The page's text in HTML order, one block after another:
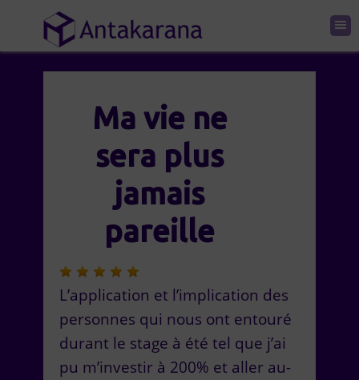
Ma vie ne
sera plus
jamais
pareille
L’application et l’implication des
personnes qui nous ont entouré
durant le stage à été tel que j’ai
pu m’investir à 200% et aller au-